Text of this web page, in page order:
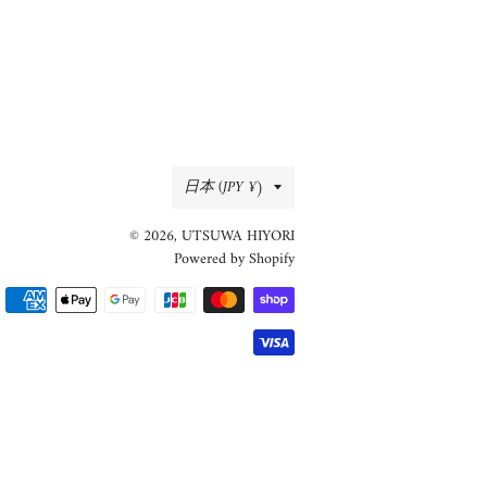
国/
地
域
日本 (JPY ¥)
© 2026, UTSUWA HIYORI
Powered by Shopify
決
済